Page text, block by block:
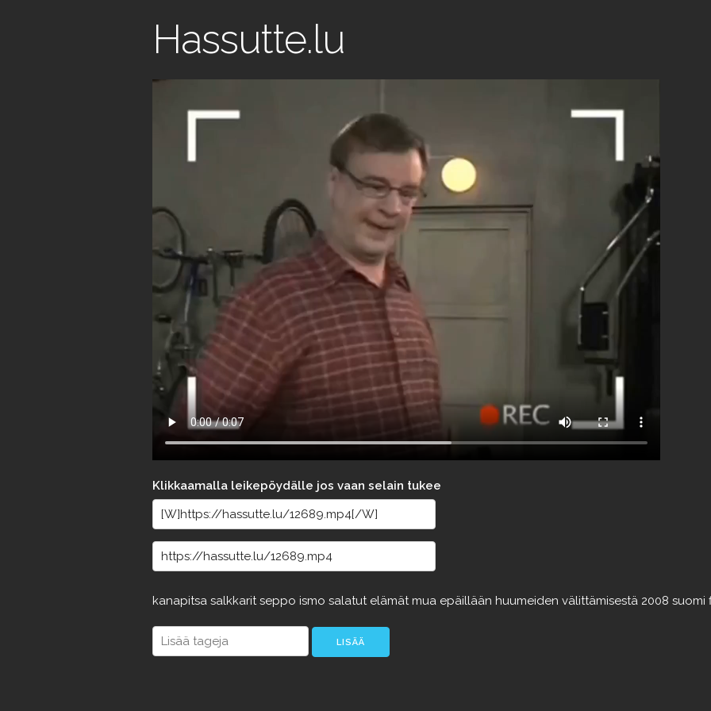
Hassutte.lu
Klikkaamalla leikepöydälle jos vaan selain tukee
kanapitsa salkkaritseppo ismo salatut elämät mua epäillään huumeiden välittämisestä 2008 suomi